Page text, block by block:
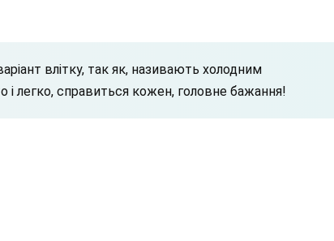
влітку, так як, називають холодним
легко, справиться кожен, головне бажання!